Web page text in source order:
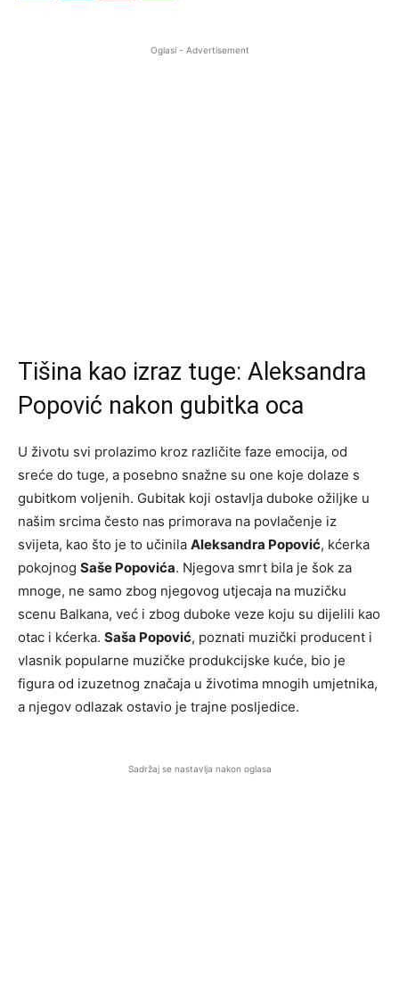
Oglasi - Advertisement
Tišina kao izraz tuge: Aleksandra
Popović nakon gubitka oca
U životu svi prolazimo kroz različite faze emocija, od
sreće do tuge, a posebno snažne su one koje dolaze s
gubitkom voljenih. Gubitak koji ostavlja duboke ožiljke u
našim srcima često nas primorava na povlačenje iz
svijeta, kao što je to učinila Aleksandra Popović, kćerka
pokojnog Saše Popovića. Njegova smrt bila je šok za
mnoge, ne samo zbog njegovog utjecaja na muzičku
scenu Balkana, već i zbog duboke veze koju su dijelili kao
otac i kćerka. Saša Popović, poznati muzički producent i
vlasnik popularne muzičke produkcijske kuće, bio je
figura od izuzetnog značaja u životima mnogih umjetnika,
a njegov odlazak ostavio je trajne posljedice.
Sadržaj se nastavlja nakon oglasa